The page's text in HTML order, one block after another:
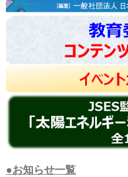
●お知らせ一覧